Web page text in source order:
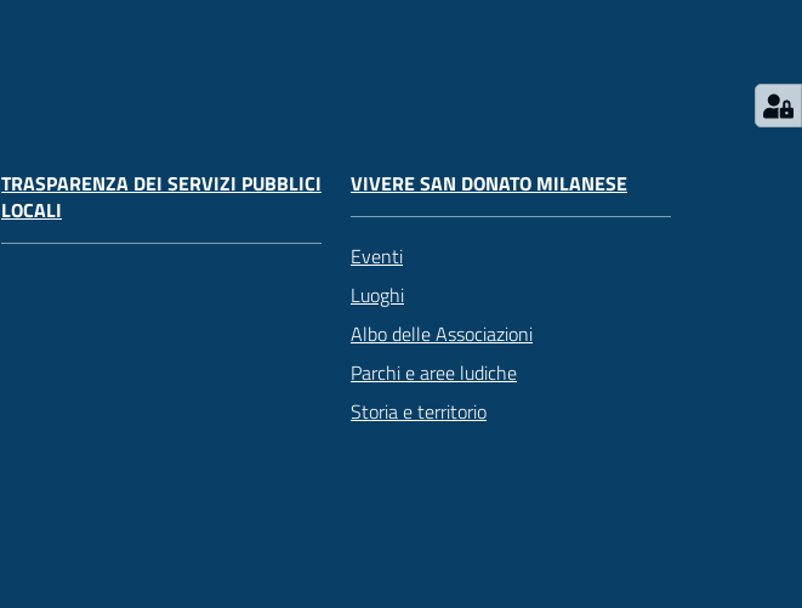
TRASPARENZA DEI SERVIZI PUBBLICI
LOCALI
VIVERE SAN DONATO MILANESE
Eventi
Luoghi
Albo delle Associazioni
Parchi e aree ludiche
Storia e territorio